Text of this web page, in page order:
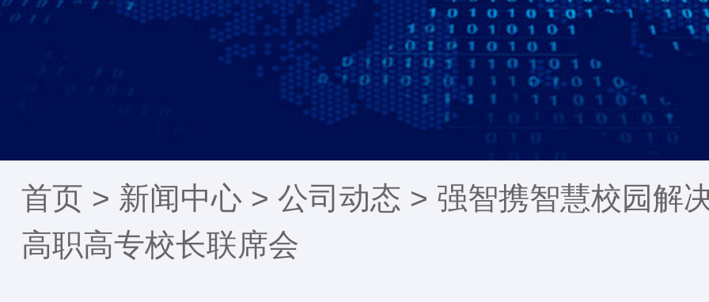
首页 > 新闻中心> 公司动态 > 强智携智慧校园解
高职高专校长联席会